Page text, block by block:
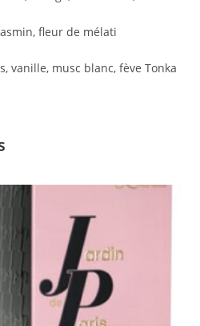
fleur de mélati
vanille, musc blanc, fève Tonka